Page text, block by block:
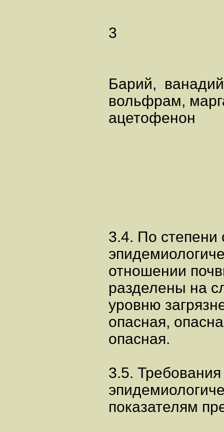
3
Барий,
вольфрам,
3.4. По степени
отношении
разделены на
уровню
опасная,
опасная.
3.5.
показателям